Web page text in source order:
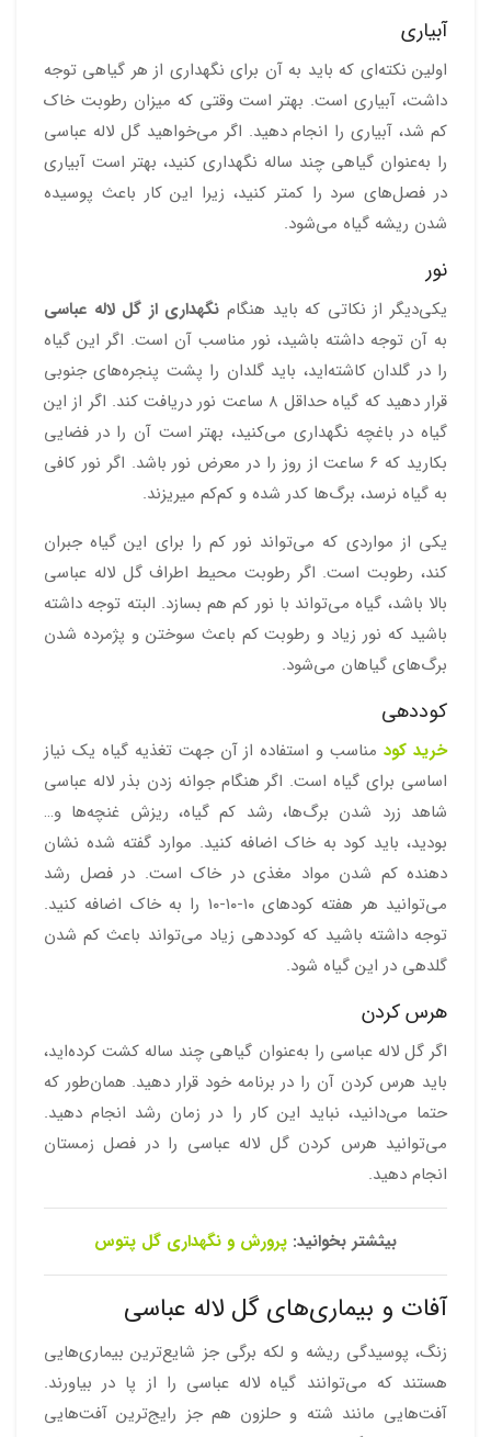
آبیاری
اولین نکته‌ای که باید به آن برای نگهداری از هر گیاهی توجه
داشت، آبیاری است. بهتر است وقتی که میزان رطوبت خاک
کم شد، آبیاری را انجام دهید. اگر می‌خواهید گل لاله عباسی
را به‌عنوان گیاهی چند ساله نگهداری کنید، بهتر است آبیاری
در فصل‌های سرد را کمتر کنید، زیرا این کار باعث پوسیده
شدن ریشه گیاه می‌شود.
نور
یکی‌دیگر از نکاتی که باید هنگام نگهداری از گل لاله عباسی
به آن توجه داشته باشید، نور مناسب آن است. اگر این گیاه
را در گلدان کاشته‌اید، باید گلدان را پشت پنجره‌های جنوبی
قرار دهید که گیاه حداقل ۸ ساعت نور دریافت کند. اگر از این
گیاه در باغچه نگهداری می‌کنید، بهتر است آن را در فضایی
بکارید که ۶ ساعت از روز را در معرض نور باشد. اگر نور کافی
به گیاه نرسد، برگ‌ها کدر شده و کم‌کم میریزند.
یکی از مواردی که می‌تواند نور کم را برای این گیاه جبران
کند، رطوبت است. اگر رطوبت محیط اطراف گل لاله عباسی
بالا باشد، گیاه می‌تواند با نور کم هم بسازد. البته توجه داشته
باشید که نور زیاد و رطوبت کم باعث سوختن و پژمرده شدن
برگ‌های گیاهان می‌شود.
کوددهی
خرید کودمناسب و استفاده از آن جهت تغذیه گیاه یک نیاز
اساسی برای گیاه است. اگر هنگام جوانه زدن بذر لاله عباسی
شاهد زرد شدن برگ‌ها، رشد کم گیاه، ریزش غنچه‌ها و…
بودید، باید کود به خاک اضافه کنید. موارد گفته شده نشان
دهنده کم شدن مواد مغذی در خاک است. در فصل رشد
می‌توانید هر هفته کودهای ۱۰-۱۰-۱۰ را به خاک اضافه کنید.
توجه داشته باشید که کوددهی زیاد می‌تواند باعث کم شدن
گلدهی در این گیاه شود.
هرس کردن
اگر گل لاله عباسی را به‌عنوان گیاهی چند ساله کشت کرده‌اید،
باید هرس کردن آن را در برنامه خود قرار دهید. همان‌طور که
حتما می‌دانید، نباید این کار را در زمان رشد انجام دهید.
می‌توانید هرس کردن گل لاله عباسی را در فصل زمستان
انجام دهید.
بیثشتر بخوانید: پرورش و نگهداری گل پتوس
آفات و بیماری‌های گل لاله عباسی
زنگ، پوسیدگی ریشه و لکه برگی جز شایع‌ترین بیماری‌هایی
هستند که می‌توانند گیاه لاله عباسی را از پا در بیاورند.
آفت‌هایی مانند شته و حلزون هم جز رایج‌ترین آفت‌هایی